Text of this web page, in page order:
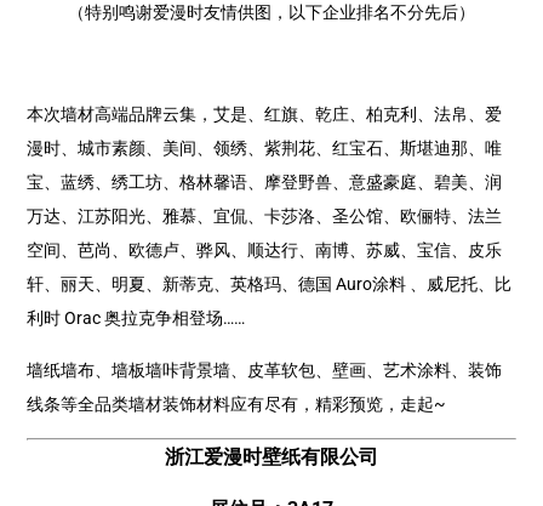
（特别鸣谢爱漫时友情供图，以下企业排名不分先后）
本次墙材高端品牌云集，艾是、红旗、乾庄、柏克利、法帛、爱
漫时、城市素颜、美间、领绣、紫荆花、红宝石、斯堪迪那、唯
宝、蓝绣、绣工坊、格林馨语、摩登野兽、意盛豪庭、碧美、润
万达、江苏阳光、雅慕、宜侃、卡莎洛、圣公馆、欧俪特、法兰
空间、芭尚、欧德卢、骅风、顺达行、南博、苏威、宝信、皮乐
轩、丽天、明夏、新蒂克、英格玛、德国 Auro涂料 、威尼托、比
利时 Orac 奥拉克争相登场……
墙纸墙布、墙板墙咔背景墙、皮革软包、壁画、艺术涂料、装饰
线条等全品类墙材装饰材料应有尽有，精彩预览，走起~
浙江爱漫时壁纸有限公司